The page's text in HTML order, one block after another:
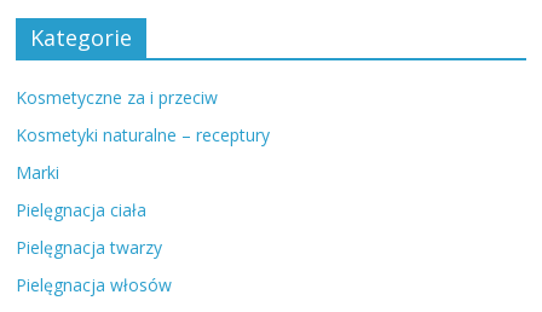
Kategorie
Kosmetyczne za i przeciw
Kosmetyki naturalne – receptury
Marki
Pielęgnacja ciała
Pielęgnacja twarzy
Pielęgnacja włosów